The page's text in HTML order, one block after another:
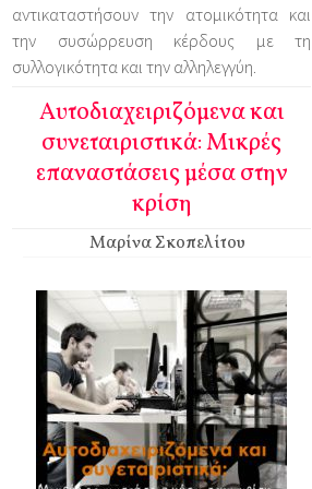
αντικαταστήσουν την ατομικότητα και
την συσώρρευση κέρδους με τη
συλλογικότητα και την αλληλεγγύη.
Αυτοδιαχειριζόμενα και
συνεταιριστικά: Μικρές
επαναστάσεις μέσα στην
κρίση
Μαρίνα Σκοπελίτου